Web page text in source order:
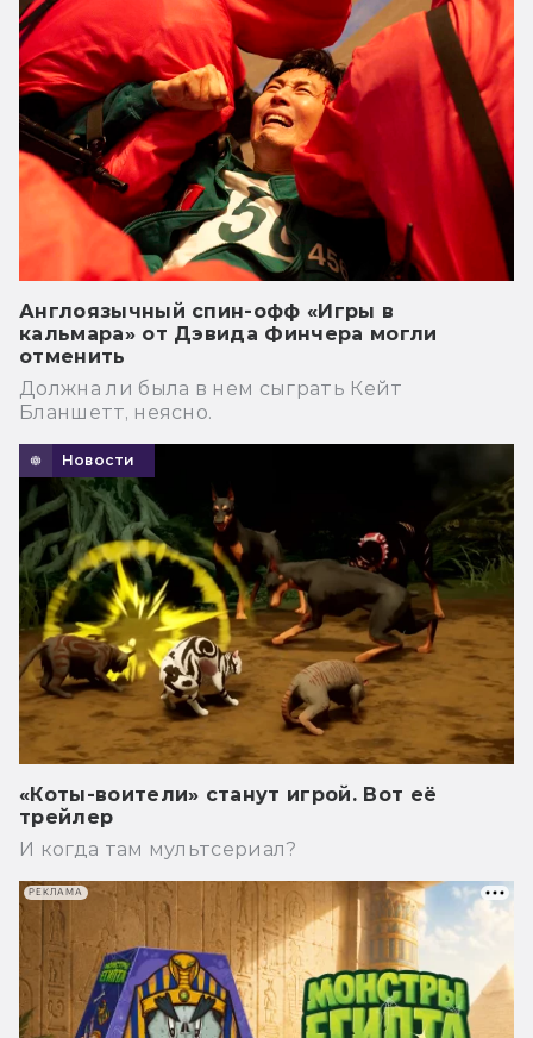
Англоязычный спин-офф «Игры в
кальмара» от Дэвида Финчера могли
отменить
Должна ли была в нем сыграть Кейт
Бланшетт, неясно.
Новости
«Коты-воители» станут игрой. Вот её
трейлер
И когда там мультсериал?
РЕКЛАМА